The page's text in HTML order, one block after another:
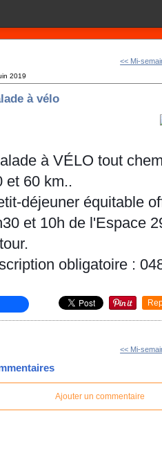
<< Mi-
2019
à vélo
à VÉLO tout
et 60 km..
déjeuner équitable
et 10h de l'Espace
obligatoire :
<< Mi-
Ajouter un commentaire